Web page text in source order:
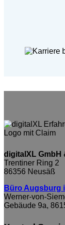
digitalXL GmbH
Trentiner Ring 2
86356 Neusäß
Büro Augsburg
Werner-von-
Gebäude 9a,